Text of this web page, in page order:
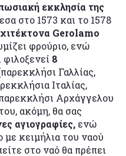
εκκλησία της
στο 1573 και το 1578
Gerolamo
φρούριο, ενώ
8
Γαλλίας,
Ιταλίας,
Αρχάγγελου
ακόμη, θα σας
αγιογραφίες, ενώ
με κειμήλια του ναού
στο ναό θα πρέπει